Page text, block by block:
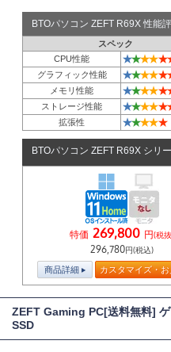
BTOパソコン ZEFT R69X 性能
スペック
CPU性能
★★★★★
グラフィック性能 ★★★★★
メモリ性能 ★★★★★
ストレージ性能 ★★★★★
拡張性 ★★★★★
BTOパソコン ZEFT R69X シリ
特価 269,800 円(税
296,780円(税込)
商品詳細 カスタマイズ・
ZEFT Gaming PC[送料無料]
SSD